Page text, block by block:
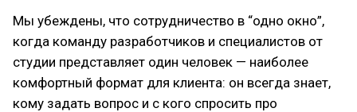
Мы убеждены, что сотрудничество в “одно окно”,
когда команду разработчиков и специалистов от
студии представляет один человек — наиболее
комфортный формат для клиента: он всегда знает,
кому задать вопрос и с кого спросить про